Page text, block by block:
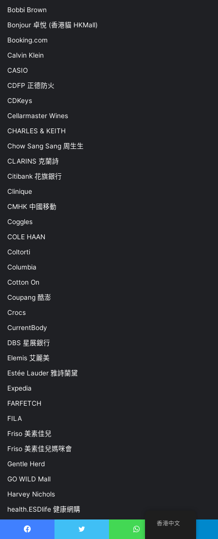
Bobbi Brown
Bonjour 卓悅 (香港貓 HKMall)
Booking.com
Calvin Klein
CASIO
CDFP 正德防火
CDKeys
Cellarmaster Wines
CHARLES & KEITH
Chow Sang Sang 周生生
CLARINS 克蘭詩
Citibank 花旗銀行
Clinique
CMHK 中國移動
Coggles
COLE HAAN
Coltorti
Columbia
Cotton On
Coupang 酷澎
Crocs
CurrentBody
DBS 星展銀行
Elemis 艾麗美
Estée Lauder 雅詩蘭黛
Expedia
FARFETCH
FILA
Friso 美素佳兒
Friso 美素佳兒媽咪會
Gentle Herd
GO WILD Mall
Harvey Nichols
health.ESDlife 健康網購
Helena Rubinstein
香港中文